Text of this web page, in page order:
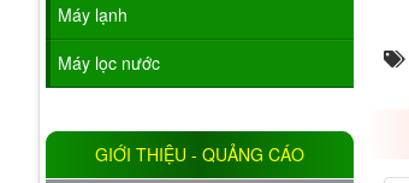
Máy lạnh
Máy lọc nước
GIỚI THIỆU - QUẢNG CÁO